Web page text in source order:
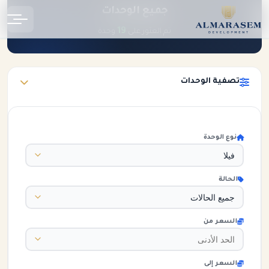
الرئيسية الوحدات
تصفية الوحدات
نوع الوحدة
الحالة
السعر من
السعر إلى